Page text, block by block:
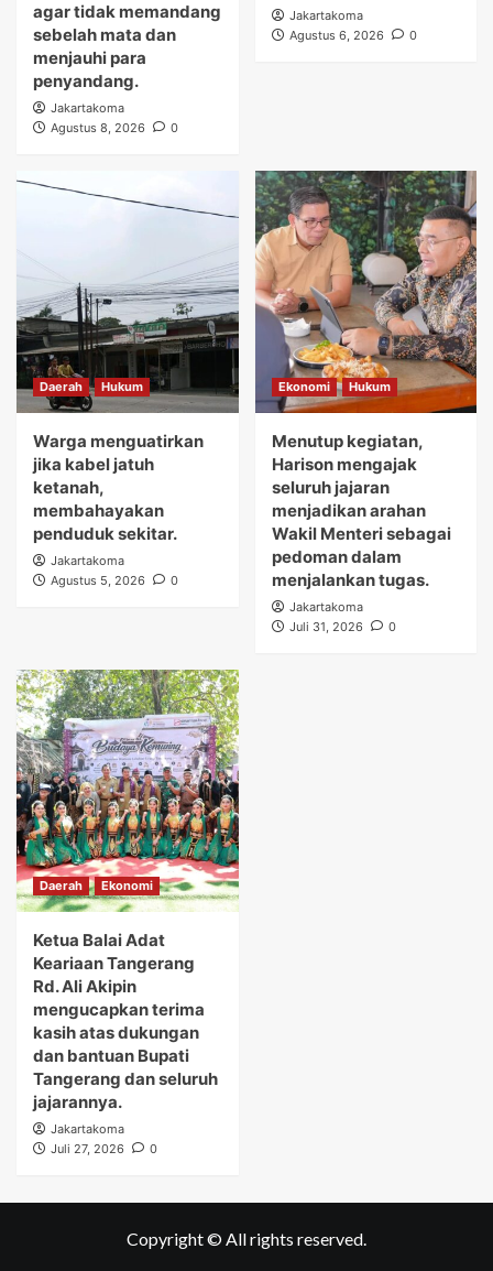
agar tidak memandang
sebelah mata dan
menjauhi para
penyandang.
Jakartakoma
Agustus 8, 2026
0
Jakartakoma
Agustus 6, 2026
0
Daerah Hukum
Warga menguatirkan
jika kabel jatuh
ketanah,
membahayakan
penduduk sekitar.
Jakartakoma
Agustus 5, 2026
0
Ekonomi Hukum
Menutup kegiatan,
Harison mengajak
seluruh jajaran
menjadikan arahan
Wakil Menteri sebagai
pedoman dalam
menjalankan tugas.
Jakartakoma
Juli 31, 2026
0
Daerah Ekonomi
Ketua Balai Adat
Keariaan Tangerang
Rd. Ali Akipin
mengucapkan terima
kasih atas dukungan
dan bantuan Bupati
Tangerang dan seluruh
jajarannya.
Jakartakoma
Juli 27, 2026
0
Copyright © All rights reserved.